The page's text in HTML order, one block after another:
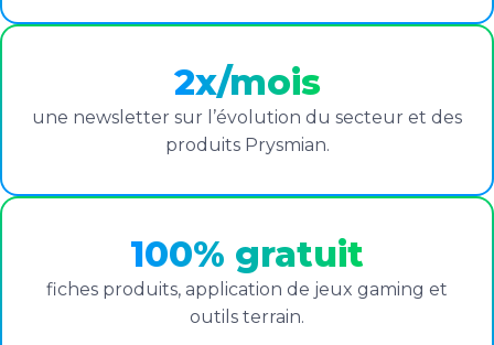
2x/mois
une newsletter sur l’évolution du secteur et des
produits Prysmian.
100% gratuit
fiches produits, application de jeux gaming et
outils terrain.